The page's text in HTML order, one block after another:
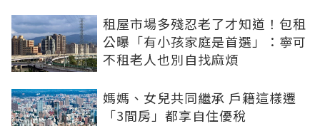
租屋市場多殘忍老了才知道！包租
公曝「有小孩家庭是首選」：寧可
不租老人也別自找麻煩
媽媽、女兒共同繼承 戶籍這樣遷
「3間房」都享自住優稅